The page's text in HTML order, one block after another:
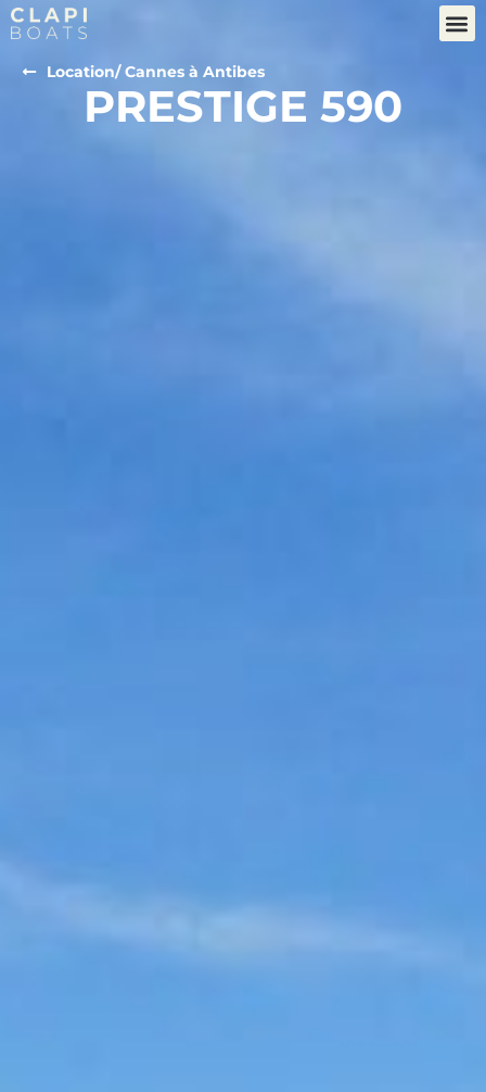
Location/ Cannes à Antibes
PRESTIGE 590